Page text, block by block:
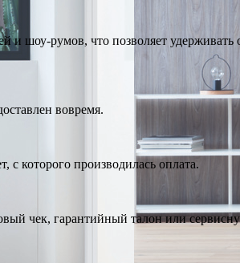
шоу-румов, что позволяет
вовремя.
с которого производилась оплата.
чек, гарантийный талон или